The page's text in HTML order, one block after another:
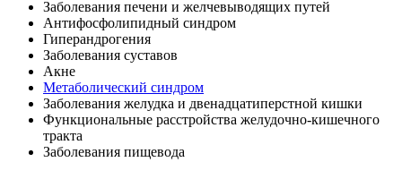
Заболевания печени и желчевыводящих путей
Антифосфолипидный синдром
Гиперандрогения
Заболевания суставов
Акне
Метаболический синдром
Заболевания желудка и двенадцатиперстной кишки
Функциональные расстройства желудочно-кишечного
тракта
Заболевания пищевода